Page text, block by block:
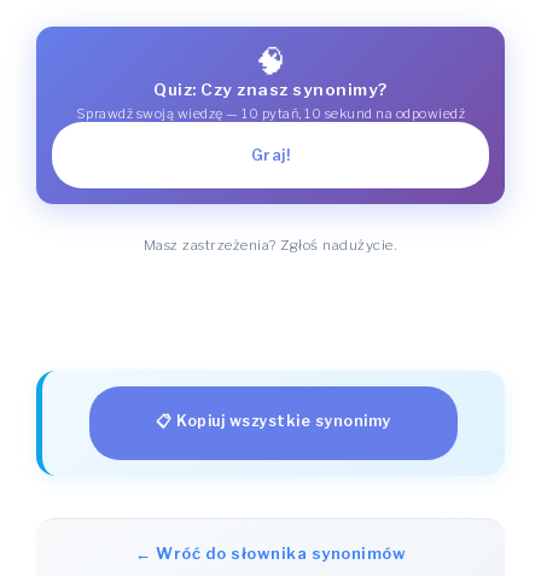
🧠
Quiz: Czy znasz synonimy?
Sprawdź swoją wiedzę — 10 pytań, 10 sekund na odpowiedź
Graj!
Masz zastrzeżenia? Zgłoś nadużycie.
📋 Kopiuj wszystkie synonimy
← Wróć do słownika synonimów